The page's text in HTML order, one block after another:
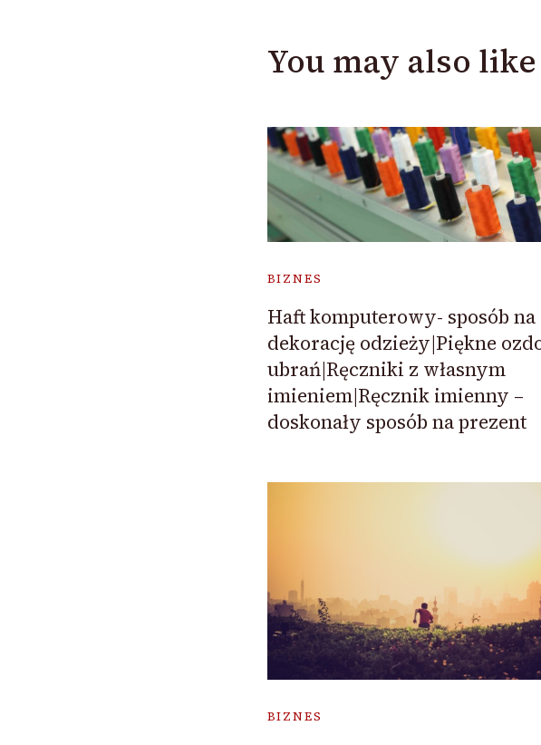
You may also like
BIZNES
Haft komputerowy- sposób na
dekorację odzieży|Piękne
ubrań|Ręczniki z własnym
imieniem|Ręcznik imienny –
doskonały sposób na prezent
BIZNES